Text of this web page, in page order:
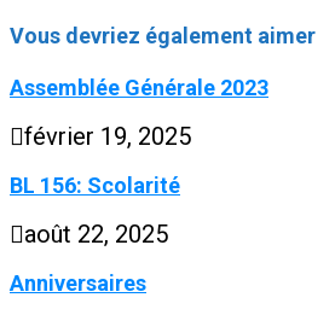
Vous devriez également aimer
Assemblée Générale 2023
février 19, 2025
BL 156: Scolarité
août 22, 2025
Anniversaires